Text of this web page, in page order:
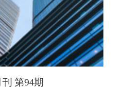
第94期